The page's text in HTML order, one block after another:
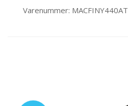
Varenummer: MACFINY440AT